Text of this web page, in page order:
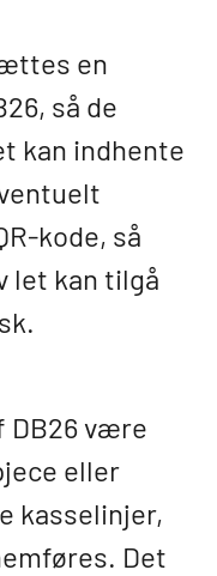
en
så de
kan indhente
kode, så
let kan tilgå
DB26 være
eller
kasselinjer,
Det